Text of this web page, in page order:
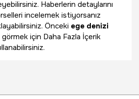
Haberlerin detaylarını
incelemek istiyorsanız
Önceki ege denizi
için Daha Fazla İçerik